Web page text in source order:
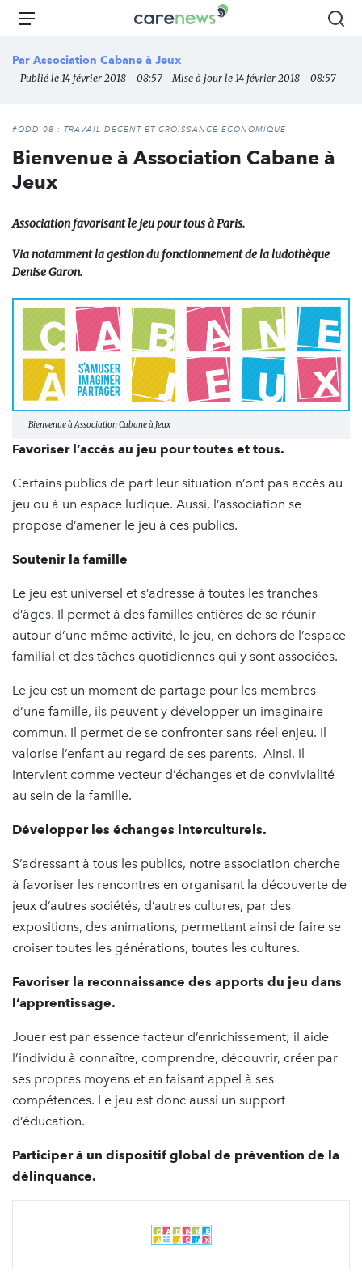
Aller
principal
Carenews,
média
des
l'engagement
Menu
Par Association Cabane à Jeux
- Publié le 14 février 2018 - 08:57 - Mise à jour le 14 février 2018 - 08:57
#ODD 08 : TRAVAIL DÉCENT ET CROISSANCE ÉCONOMIQUE
Bienvenue à Association Cabane à
Jeux
Association favorisant le jeu pour tous à Paris.
Via notamment la gestion du fonctionnement de la ludothèque
Denise Garon.
Bienvenue à Association Cabane à Jeux
Favoriser l’accès au jeu pour toutes et tous.
Certains publics de part leur situation n’ont pas accès au
jeu ou à un espace ludique. Aussi, l’association se
propose d’amener le jeu à ces publics.
Soutenir la famille
Le jeu est universel et s’adresse à toutes les tranches
d’âges. Il permet à des familles entières de se réunir
autour d’une même activité, le jeu, en dehors de l’espace
familial et des tâches quotidiennes qui y sont associées.
Le jeu est un moment de partage pour les membres
d’une famille, ils peuvent y développer un imaginaire
commun. Il permet de se confronter sans réel enjeu. Il
valorise l’enfant au regard de ses parents. Ainsi, il
intervient comme vecteur d’échanges et de convivialité
au sein de la famille.
Développer les échanges interculturels.
S’adressant à tous les publics, notre association cherche
à favoriser les rencontres en organisant la découverte de
jeux d’autres sociétés, d’autres cultures, par des
expositions, des animations, permettant ainsi de faire se
croiser toutes les générations, toutes les cultures.
Favoriser la reconnaissance des apports du jeu dans
l’apprentissage.
Jouer est par essence facteur d’enrichissement; il aide
l’individu à connaître, comprendre, découvrir, créer par
ses propres moyens et en faisant appel à ses
compétences. Le jeu est donc aussi un support
d’éducation.
Participer à un dispositif global de prévention de la
délinquance.